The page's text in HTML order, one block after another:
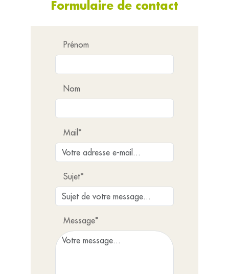
Formulaire de contact
Prénom
Nom
Mail*
Sujet*
Message*